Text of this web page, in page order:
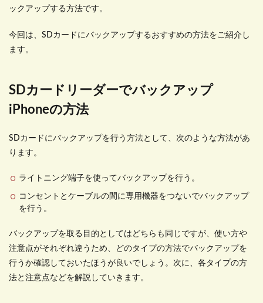
ックアップする方法です。
今回は、 SDカードにバックアップするおすすめの方法をご紹介し
ます。
SDカードリーダーでバックアップ
iPhoneの方法
SDカードにバックアップを行う方法として、次のような方法があ
ります。
ライトニング端子を使ってバックアップを行う。
コンセントとケーブルの間に専用機器をつないでバックアップ
を行う。
バックアップを取る目的としてはどちらも同じですが、使い方や
注意点がそれぞれ違うため、どのタイプの方法でバックアップを
行うか確認しておいたほうが良いでしょう。次に、各タイプの方
法と注意点などを解説していきます。